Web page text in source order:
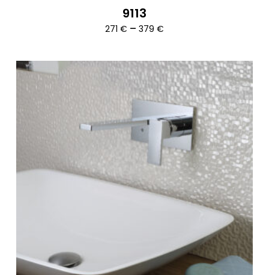
9113
271 € – 379 €Ártartomány: